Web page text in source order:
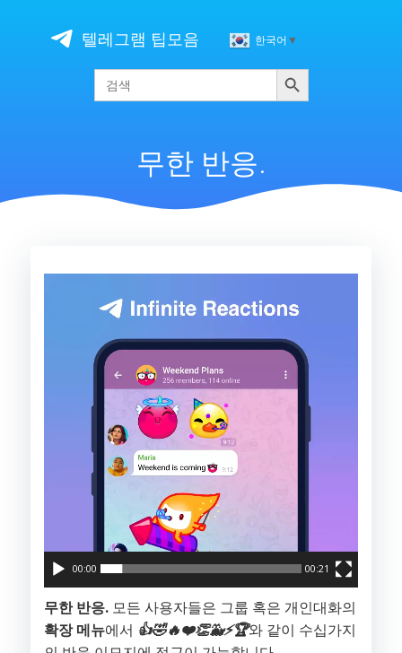
content
텔레그램 팁모음 한국어▼
Search
for:
검색
무한 반응.
00:00 00:21
무한 반응. 모든 사용자들은 그룹 혹은 개인대화의
확장 메뉴에서 👍🤣🔥❤️👏🐳⚡️🏆와 같이 수십가지